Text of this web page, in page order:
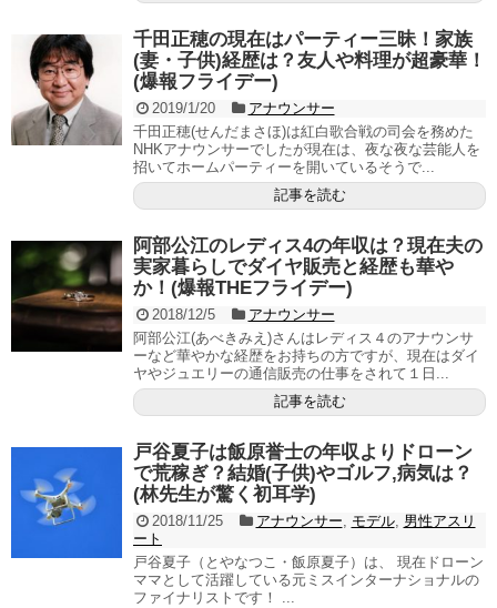
千田正穂の現在はパーティー三昧！家族
(妻・子供)経歴は？友人や料理が超豪華！
(爆報フライデー)
2019/1/20
アナウンサー
千田正穂(せんだまさほ)は紅白歌合戦の司会を務めた
NHKアナウンサーでしたが現在は、夜な夜な芸能人を
招いてホームパーティーを開いているそうで...
記事を読む
阿部公江のレディス4の年収は？現在夫の
実家暮らしでダイヤ販売と経歴も華や
か！(爆報THEフライデー)
2018/12/5
アナウンサー
阿部公江(あべきみえ)さんはレディス４のアナウンサ
ーなど華やかな経歴をお持ちの方ですが、現在はダイ
ヤやジュエリーの通信販売の仕事をされて１日...
記事を読む
戸谷夏子は飯原誉士の年収よりドローン
で荒稼ぎ？結婚(子供)やゴルフ,病気は？
(林先生が驚く初耳学)
2018/11/25 アナウンサー, モデル, 男性アスリ
ート
戸谷夏子（とやなつこ・飯原夏子）は、 現在ドローン
ママとして活躍している元ミスインターナショナルの
ファイナリストです！ ...